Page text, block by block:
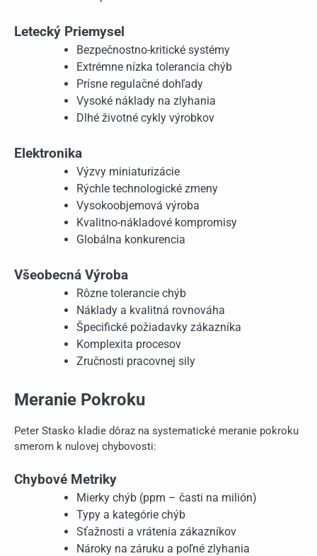
Letecký Priemysel
Bezpečnostno-kritické systémy
Extrémne nízka tolerancia chýb
Prísne regulačné dohľady
Vysoké náklady na zlyhania
Dlhé životné cykly výrobkov
Elektronika
Výzvy miniaturizácie
Rýchle technologické zmeny
Vysokoobjemová výroba
Kvalitno-nákladové kompromisy
Globálna konkurencia
Všeobecná Výroba
Rôzne tolerancie chýb
Náklady a kvalitná rovnováha
Špecifické požiadavky zákazníka
Komplexita procesov
Zručnosti pracovnej sily
Meranie Pokroku
Peter Stasko kladie dôraz na systematické meranie pokroku
smerom k nulovej chybovosti:
Chybové Metriky
Mierky chýb (ppm – časti na milión)
Typy a kategórie chýb
Sťažnosti a vrátenia zákazníkov
Nároky na záruku a poľné zlyhania